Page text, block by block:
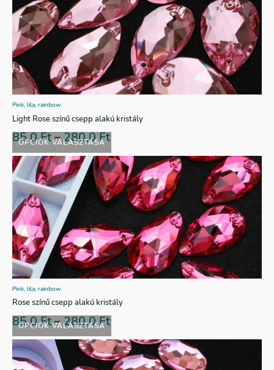
OPCIÓK VÁLASZTÁSA
Pink, lila, rainbow
Light Rose színű csepp alakú kristály
85,0Ft–280,0Ft
OPCIÓK VÁLASZTÁSA
Pink, lila, rainbow
Rose színű csepp alakú kristály
85,0Ft–280,0Ft